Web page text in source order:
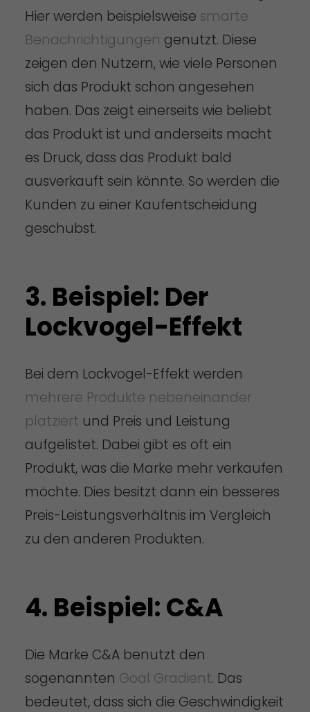
Hier werden beispielsweise smarte
Benachrichtigungen genutzt. Diese
zeigen den Nutzern, wie viele Personen
sich das Produkt schon angesehen
haben. Das zeigt einerseits wie beliebt
das Produkt ist und anderseits macht
es Druck, dass das Produkt bald
ausverkauft sein könnte. So werden die
Kunden zu einer Kaufentscheidung
geschubst.
3. Beispiel: Der
Lockvogel-Effekt
Bei dem Lockvogel-Effekt werden
mehrere Produkte nebeneinander
platziert und Preis und Leistung
aufgelistet. Dabei gibt es oft ein
Produkt, was die Marke mehr verkaufen
möchte. Dies besitzt dann ein besseres
Preis-Leistungsverhältnis im Vergleich
zu den anderen Produkten.
4. Beispiel: C&A
Die Marke C&A benutzt den
sogenannten Goal Gradient. Das
bedeutet, dass sich die Geschwindigkeit